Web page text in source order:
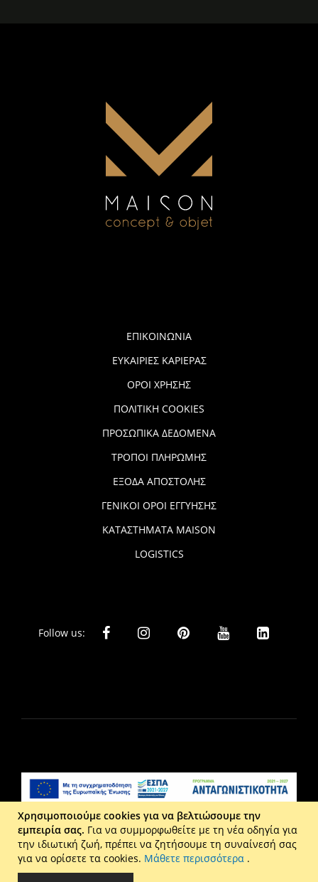
ΕΠΙΚΟΙΝΩΝΙΑ
ΕΥΚΑΙΡΙΕΣ ΚΑΡΙΕΡΑΣ
ΟΡΟΙ ΧΡΗΣΗΣ
ΠΟΛΙΤΙΚΗ COOKIES
ΠΡΟΣΩΠΙΚΑ ΔΕΔΟΜΕΝΑ
ΤΡΟΠΟΙ ΠΛΗΡΩΜΗΣ
ΕΞΟΔΑ ΑΠΟΣΤΟΛΗΣ
ΓΕΝΙΚΟΙ ΟΡΟΙ ΕΓΓΥΗΣΗΣ
ΚΑΤΑΣΤΗΜΑΤΑ MAISON
LOGISTICS
Follow us:
Liberta Ε.Π.Ε. - Τ: 2610 201 800 - Ε: eshop@maison.gr -
Γ.Ε.ΜΗ : 036110316000
Copyright © 2026 Maison. All rights reserved.
Χρησιμοποιούμε cookies για να βελτιώσουμε την
εμπειρία σας. Για να συμμορφωθείτε με τη νέα οδηγία για
την ιδιωτική ζωή, πρέπει να ζητήσουμε τη συναίνεσή σας
για να ορίσετε τα cookies. Μάθετε περισσότερα .